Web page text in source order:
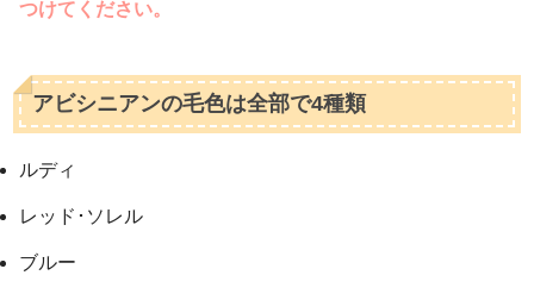
つけてください。
アビシニアンの毛色は全部で4種類
ルディ
レッド･ソレル
ブルー